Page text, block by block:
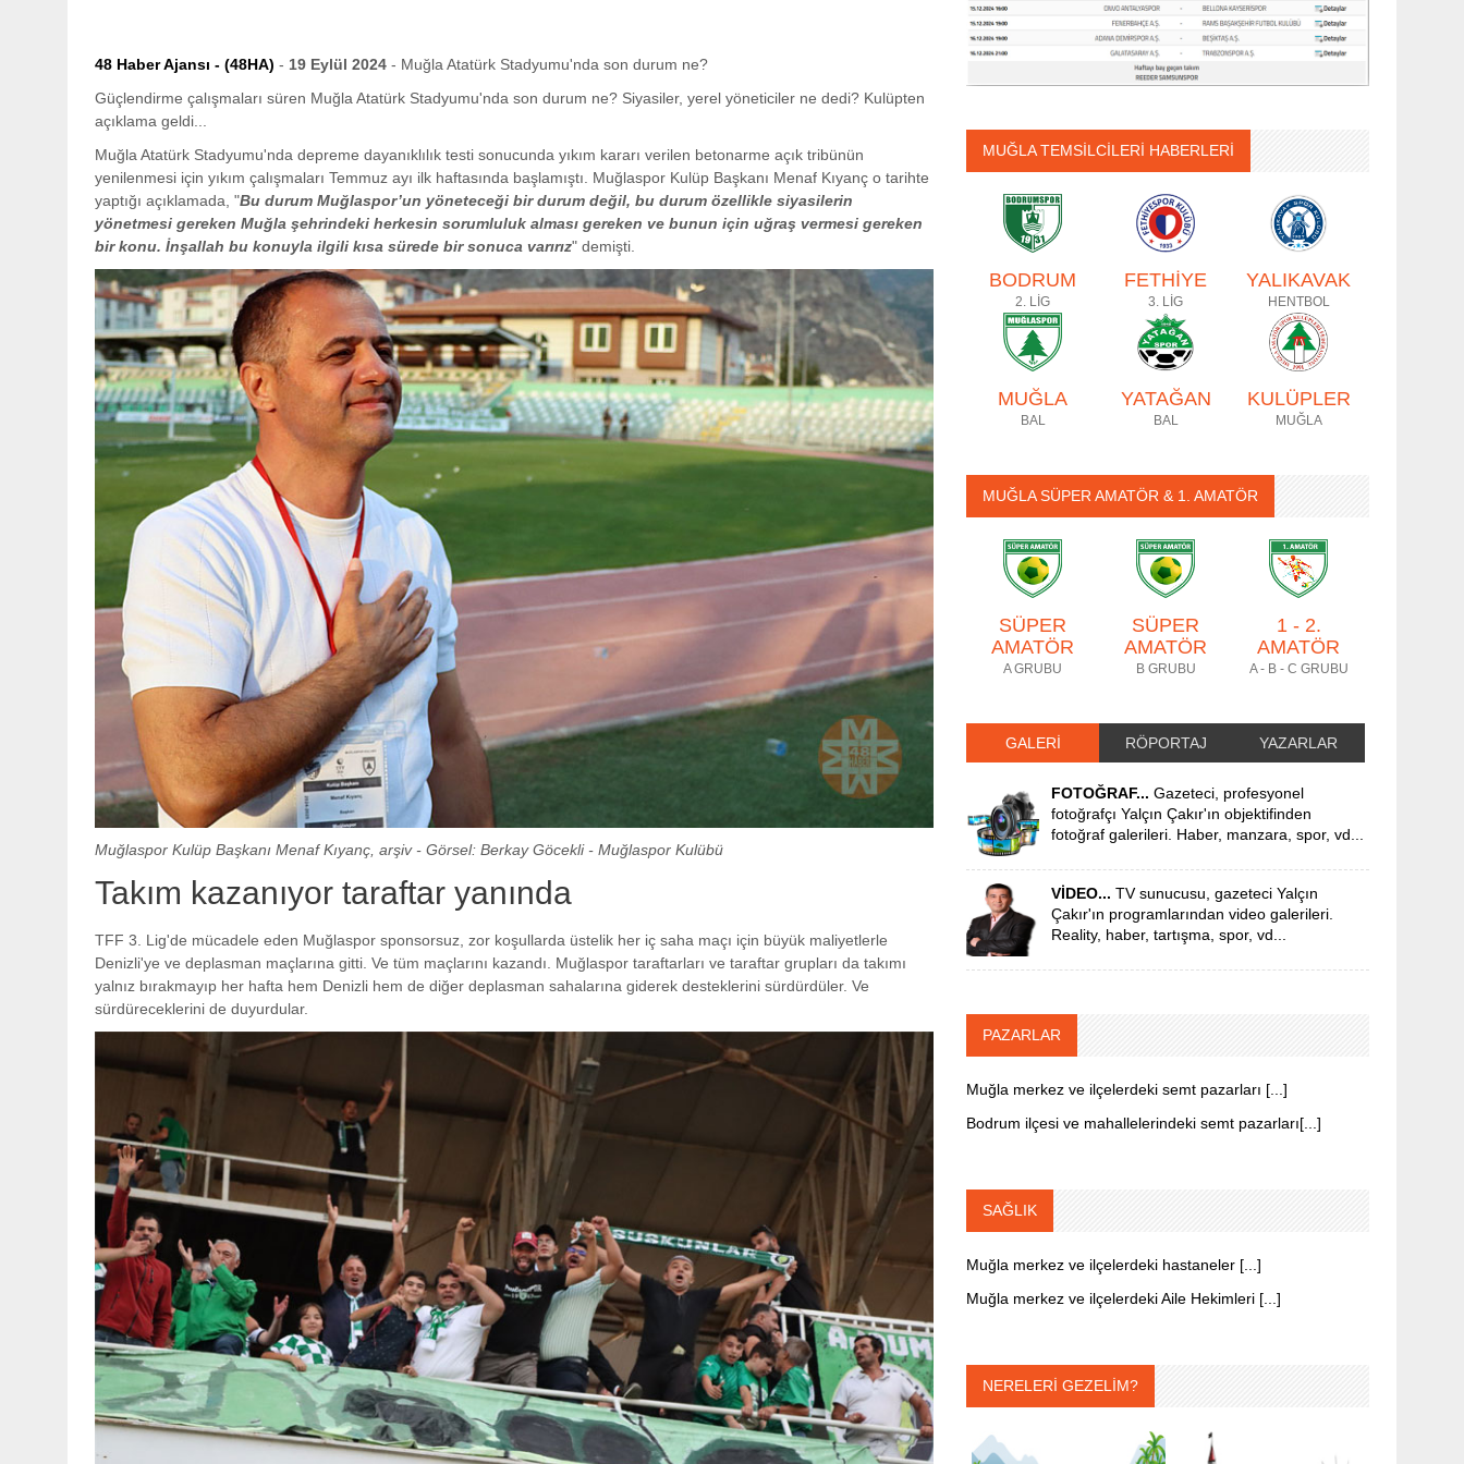
48 Haber Ajansı - (48HA) - 19 Eylül 2024 - Muğla Atatürk Stadyumu'nda son durum ne?
Güçlendirme çalışmaları süren Muğla Atatürk Stadyumu'nda son durum ne? Siyasiler, yerel yöneticiler ne dedi? Kulüpten
açıklama geldi...
Muğla Atatürk Stadyumu'nda depreme dayanıklılık testi sonucunda yıkım kararı verilen betonarme açık tribünün
yenilenmesi için yıkım çalışmaları Temmuz ayı ilk haftasında başlamıştı. Muğlaspor Kulüp Başkanı Menaf Kıyanç o tarihte
yaptığı açıklamada, "Bu durum Muğlaspor’un yöneteceği bir durum değil, bu durum özellikle siyasilerin
yönetmesi gereken Muğla şehrindeki herkesin sorumluluk alması gereken ve bunun için uğraş vermesi gereken
bir konu. İnşallah bu konuyla ilgili kısa sürede bir sonuca varırız" demişti.
Muğlaspor Kulüp Başkanı Menaf Kıyanç, arşiv - Görsel: Berkay Göcekli - Muğlaspor Kulübü
Takım kazanıyor taraftar yanında
TFF 3. Lig'de mücadele eden Muğlaspor sponsorsuz, zor koşullarda üstelik her iç saha maçı için büyük maliyetlerle
Denizli'ye ve deplasman maçlarına gitti. Ve tüm maçlarını kazandı. Muğlaspor taraftarları ve taraftar grupları da takımı
yalnız bırakmayıp her hafta hem Denizli hem de diğer deplasman sahalarına giderek desteklerini sürdürdüler. Ve
sürdüreceklerini de duyurdular.
MUĞLA TEMSİLCİLERİ HABERLERİ
BODRUM
2. LİG
FETHİYE
3. LİG
YALIKAVAK
HENTBOL
MUĞLA
BAL
YATAĞAN
BAL
KULÜPLER
MUĞLA
MUĞLA SÜPER AMATÖR & 1. AMATÖR
SÜPER
AMATÖR
A GRUBU
SÜPER
AMATÖR
B GRUBU
1 - 2.
AMATÖR
A - B - C GRUBU
GALERİ RÖPORTAJ YAZARLAR
FOTOĞRAF... Gazeteci, profesyonel
fotoğrafçı Yalçın Çakır'ın objektifinden
fotoğraf galerileri. Haber, manzara, spor, vd...
VİDEO... TV sunucusu, gazeteci Yalçın
Çakır'ın programlarından video galerileri.
Reality, haber, tartışma, spor, vd...
PAZARLAR
Muğla merkez ve ilçelerdeki semt pazarları [...]
Bodrum ilçesi ve mahallelerindeki semt pazarları[...]
SAĞLIK
Muğla merkez ve ilçelerdeki hastaneler [...]
Muğla merkez ve ilçelerdeki Aile Hekimleri [...]
NERELERİ GEZELİM?